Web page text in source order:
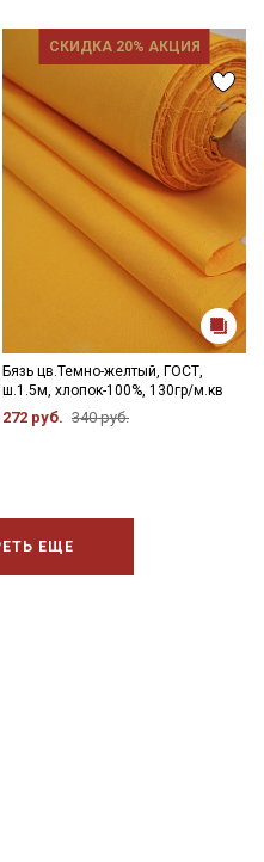
СКИДКА 20% АКЦИЯ
Бязь цв.Темно-желтый, ГОСТ,
ш.1.5м, хлопок-100%, 130гр/м.кв
272 руб. 340 руб.
ЕЩЕ